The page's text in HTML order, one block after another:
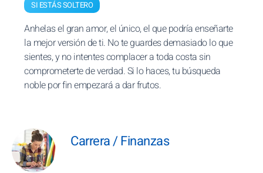
SI ESTÁS SOLTERO
Anhelas el gran amor, el único, el que podría enseñarte
la mejor versión de ti. No te guardes demasiado lo que
sientes, y no intentes complacer a toda costa sin
comprometerte de verdad. Si lo haces, tu búsqueda
noble por fin empezará a dar frutos.
Carrera / Finanzas